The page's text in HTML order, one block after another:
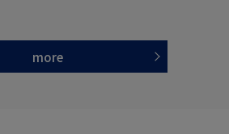
more